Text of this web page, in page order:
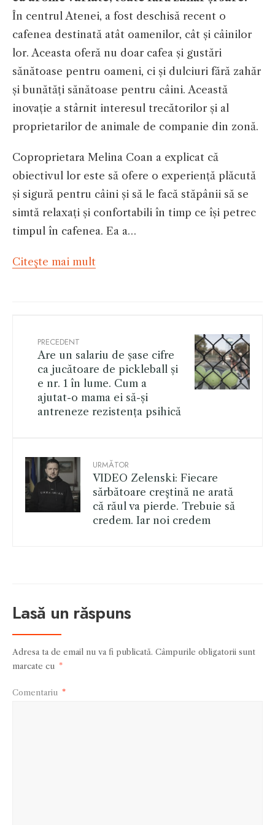
În centrul Atenei, a fost deschisă recent o
cafenea destinată atât oamenilor, cât și câinilor
lor. Aceasta oferă nu doar cafea și gustări
sănătoase pentru oameni, ci și dulciuri fără zahăr
și bunătăți sănătoase pentru câini. Această
inovație a stârnit interesul trecătorilor și al
proprietarilor de animale de companie din zonă.
Coproprietara Melina Coan a explicat că
obiectivul lor este să ofere o experiență plăcută
și sigură pentru câini și să le facă stăpânii să se
simtă relaxați și confortabili în timp ce își petrec
timpul în cafenea. Ea a…
Citeşte mai mult
PRECEDENT
Are un salariu de șase cifre
ca jucătoare de pickleball și
e nr. 1 în lume. Cum a
ajutat-o mama ei să-și
antreneze rezistența psihică
URMĂTOR
VIDEO Zelenski: Fiecare
sărbătoare creştină ne arată
că răul va pierde. Trebuie să
credem. Iar noi credem
Lasă un răspuns
Adresa ta de email nu va fi publicată. Câmpurile obligatorii sunt
marcate cu *
Comentariu *